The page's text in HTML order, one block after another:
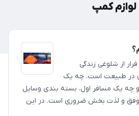
لوازم کمپ
از شلوغی زندگی
در طبیعت است. چه یک
و چه یک مسافر اول، بسته بندی وسایل
و لذت بخش ضروری است. در این